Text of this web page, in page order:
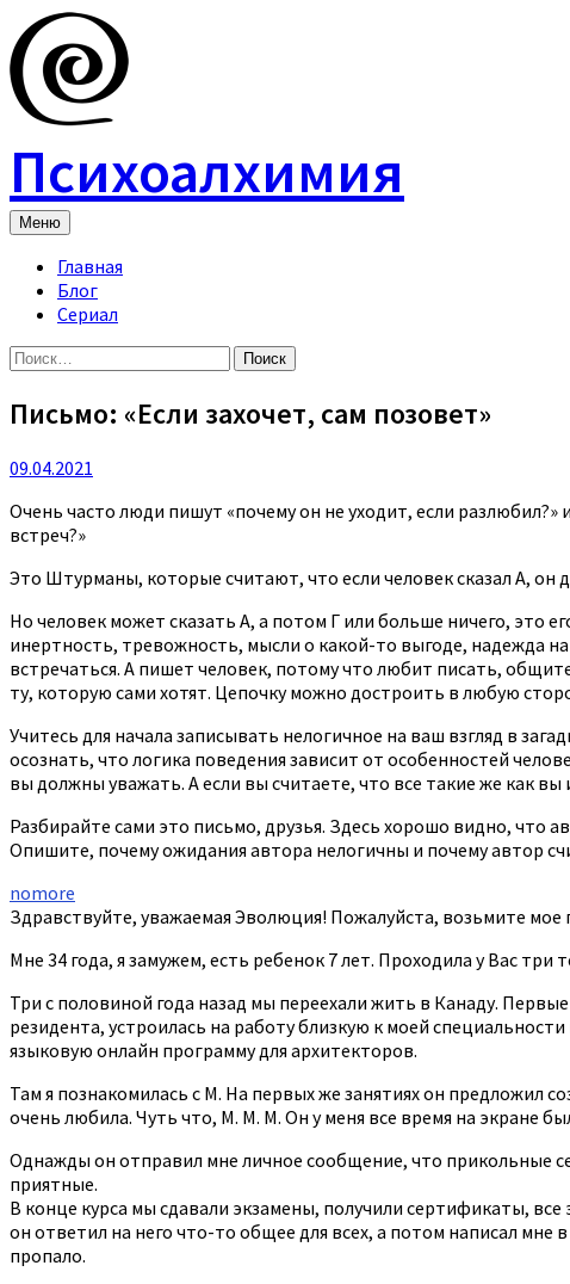
Skip
to
content
Психоалхимия
Меню
Главная
Блог
Сериал
Найти:
Письмо: «Если захочет, сам позовет»
09.04.2021
Очень часто люди пишут «почему он не уходит, если разлюбил?»
встреч?»
Это Штурманы, которые считают, что если человек сказал А,
Но человек может сказать А, а потом Г или больше ничего, это
инертность, тревожность, мысли о какой-то выгоде, надежда
встречаться. А пишет человек, потому что любит писать,
ту, которую сами хотят. Цепочку можно достроить в любую
Учитесь для начала записывать нелогичное на ваш взгляд в
осознать, что логика поведения зависит от особенностей
вы должны уважать. А если вы считаете, что все такие же как
Разбирайте сами это письмо, друзья. Здесь хорошо видно, что
Опишите, почему ожидания автора нелогичны и почему автор
nomore
Здравствуйте, уважаемая Эволюция! Пожалуйста, возьмите мое
Мне 34 года, я замужем, есть ребенок 7 лет. Проходила у Вас три
Три с половиной года назад мы переехали жить в Канаду.
резидента, устроилась на работу близкую к моей
языковую онлайн программу для архитекторов.
Там я познакомилась с М. На первых же занятиях он предложил
очень любила. Чуть что, М. М. М. Он у меня все время на экране
Однажды он отправил мне личное сообщение, что прикольные
приятные.
В конце курса мы сдавали экзамены, получили сертификаты,
он ответил на него что-то общее для всех, а потом написал мне
пропало.